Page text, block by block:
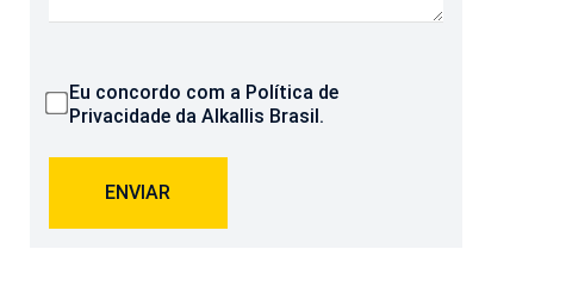
Eu concordo com a Política de
Privacidadeda Alkallis Brasil.
ENVIAR